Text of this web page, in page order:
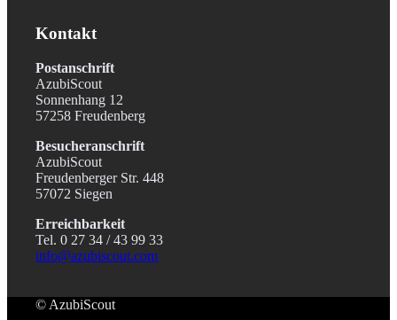
Kontakt
Postanschrift
AzubiScout
Sonnenhang 12
57258 Freudenberg
Besucheranschrift
AzubiScout
Freudenberger Str. 448
57072 Siegen
Erreichbarkeit
Tel. 0 27 34 / 43 99 33
info@azubiscout.com
© AzubiScout